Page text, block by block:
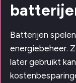
Batterijen
energiebeheer.
later gebruikt